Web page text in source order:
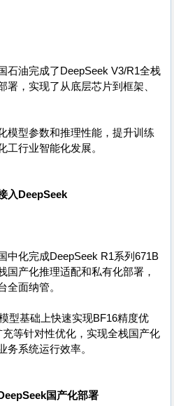
石油完成了DeepSeek V3/R1全栈
署，实现了从底层芯片到框架、
模型参数和推理性能，提升训练
工行业智能化发展。
入DeepSeek
中化完成DeepSeek R1系列671B
国产化推理适配和私有化部署，
全面纳管。
型基础上快速实现BF16精度优
等针对性优化，实现全栈国产化
务系统运行效率。
国产化部署